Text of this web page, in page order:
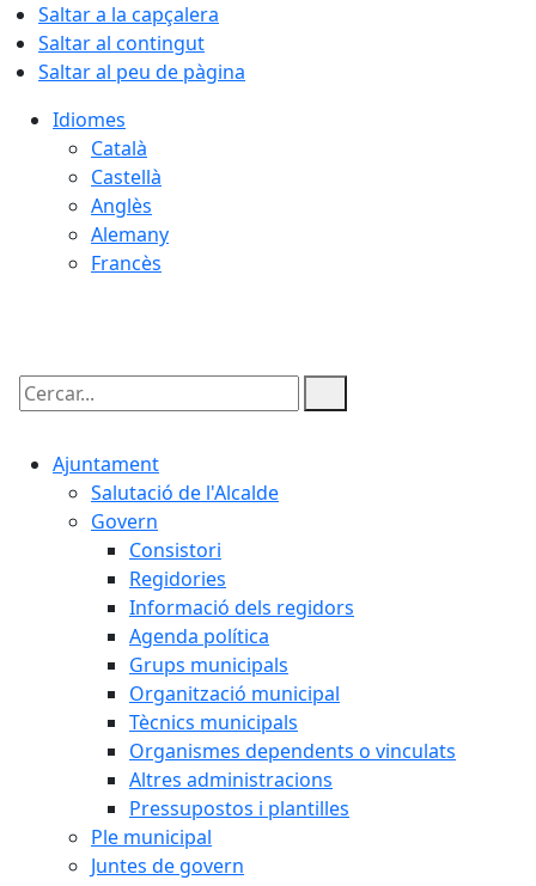
Saltar a la capçalera
Saltar al contingut
Saltar al peu de pàgina
Idiomes
Català
Castellà
Anglès
Alemany
Francès
Cercar:
Ajuntament
Salutació de l'Alcalde
Govern
Consistori
Regidories
Informació dels regidors
Agenda política
Grups municipals
Organització municipal
Tècnics municipals
Organismes dependents o vinculats
Altres administracions
Pressupostos i plantilles
Ple municipal
Juntes de govern